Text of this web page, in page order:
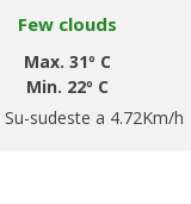
Few clouds
Max. 31º C
Min. 22º C
Su-sudeste a 4.72Km/h